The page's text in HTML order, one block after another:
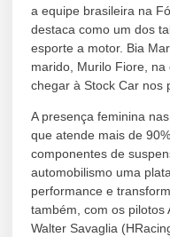
a equipe brasileira na
destaca como um dos
esporte a motor. Bia
marido, Murilo Fiore,
chegar à Stock Car nos
A presença feminina
que atende mais de
componentes de
automobilismo uma
performance e
também, com os pilotos
Walter Savaglia